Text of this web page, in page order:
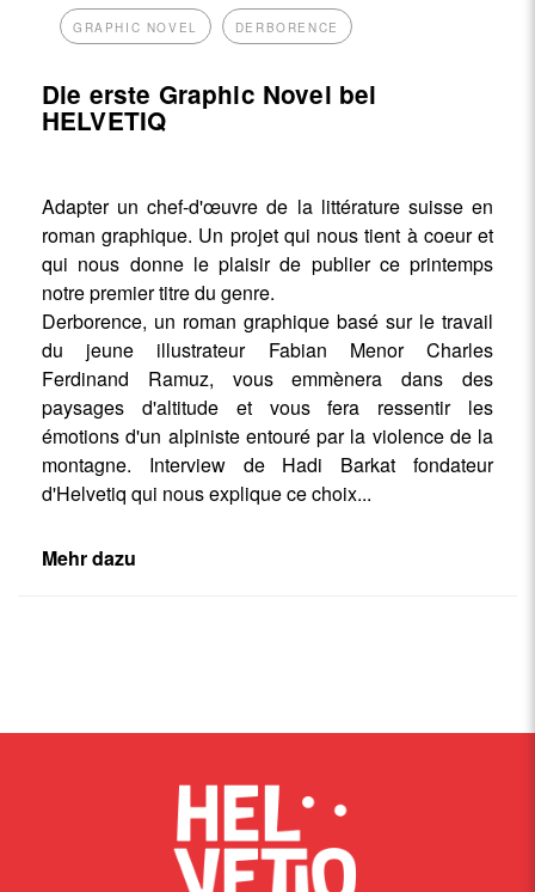
GRAPHIC NOVEL DERBORENCE
Die erste Graphic Novel bei
HELVETIQ
Adapter un chef-d'œuvre de la littérature suisse en
roman graphique. Un projet qui nous tient à coeur et
qui nous donne le plaisir de publier ce printemps
notre premier titre du genre.
Derborence, un roman graphique basé sur le travail
du jeune illustrateur Fabian Menor Charles
Ferdinand Ramuz, vous emmènera dans des
paysages d'altitude et vous fera ressentir les
émotions d'un alpiniste entouré par la violence de la
montagne. Interview de Hadi Barkat fondateur
d'Helvetiq qui nous explique ce choix...
Mehr dazu